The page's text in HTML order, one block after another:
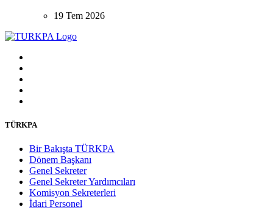
19 Tem 2026
TÜRKPA
Bir Bakışta TÜRKPA
Dönem Başkanı
Genel Sekreter
Genel Sekreter Yardımcıları
Komisyon Sekreterleri
İdari Personel